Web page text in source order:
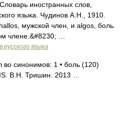
иностранных слов,
языка. Чудинов А.Н., 1910.
мужской член, и algos, боль.
члене.&#8230; …
языка
синонимов: 1 • боль (120)
В.Н. Тришин. 2013 …